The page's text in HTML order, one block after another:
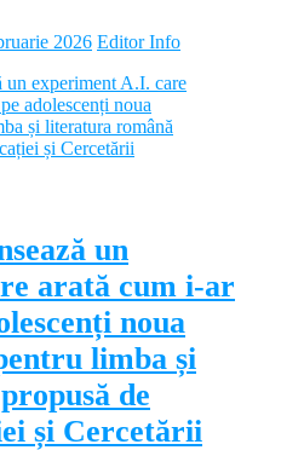
2026 Editor Info
un
arată cum i-ar
noua
limba și
de
și Cercetării